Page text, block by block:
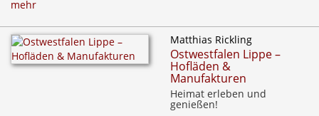
mehr
Matthias Rickling
Ostwestfalen Lippe –
Hofläden &
Manufakturen
Heimat erleben und
genießen!